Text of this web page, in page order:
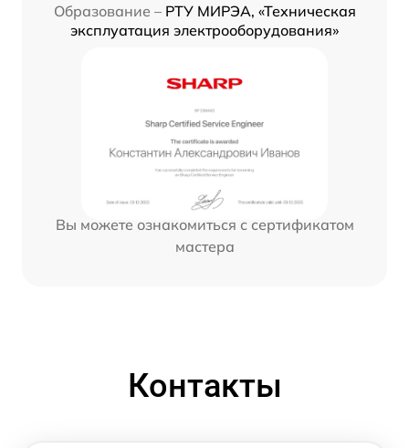
Образование – РТУ МИРЭА, «Техническая
эксплуатация электрооборудования»
Вы можете ознакомиться с сертификатом
мастера
Контакты